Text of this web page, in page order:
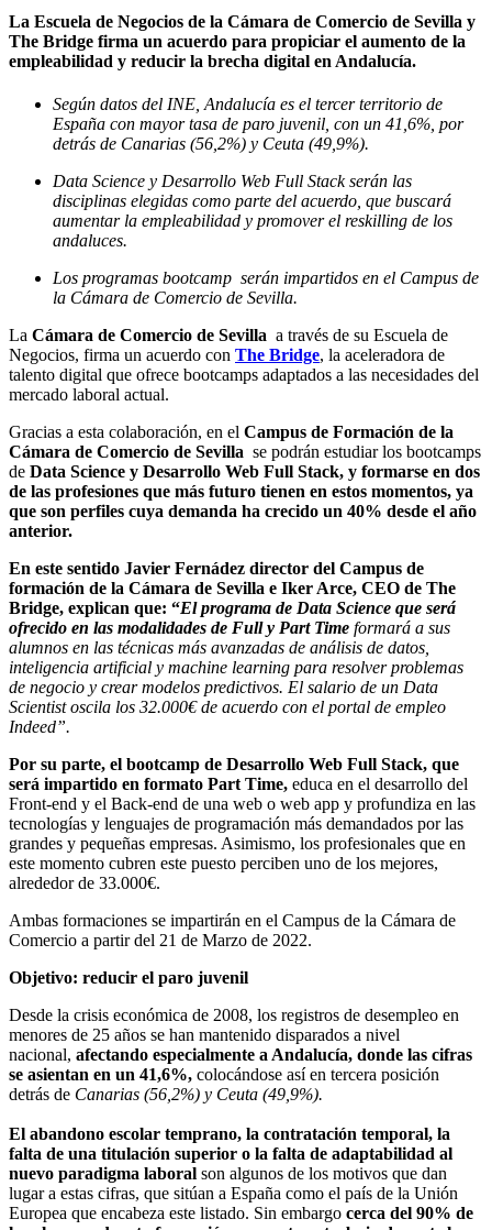
La Escuela de Negocios de la Cámara de Comercio de Sevilla y
The Bridge firma un acuerdo para propiciar el aumento de la
empleabilidad y reducir la brecha digital en Andalucía.
Según datos del INE, Andalucía es el tercer territorio de
España con mayor tasa de paro juvenil, con un 41,6%, por
detrás de Canarias (56,2%) y Ceuta (49,9%).
Data Science y Desarrollo Web Full Stack serán las
disciplinas elegidas como parte del acuerdo, que buscará
aumentar la empleabilidad y promover el reskilling de los
andaluces.
Los programas bootcamp serán impartidos en el Campus de
la Cámara de Comercio de Sevilla.
La Cámara de Comercio de Sevilla a través de su Escuela de
Negocios, firma un acuerdo con The Bridge, la aceleradora de
talento digital que ofrece bootcamps adaptados a las necesidades del
mercado laboral actual.
Gracias a esta colaboración, en el Campus de Formación de la
Cámara de Comercio de Sevilla se podrán estudiar los bootcamps
de Data Science y Desarrollo Web Full Stack, y formarse en dos
de las profesiones que más futuro tienen en estos momentos, ya
que son perfiles cuya demanda ha crecido un 40% desde el año
anterior.
En este sentido Javier Fernádez director del Campus de
formación de la Cámara de Sevilla e Iker Arce, CEO de The
Bridge, explican que: “El programa de Data Science que será
ofrecido en las modalidades de Full y Part Time formará a sus
alumnos en las técnicas más avanzadas de análisis de datos,
inteligencia artificial y machine learning para resolver problemas
de negocio y crear modelos predictivos. El salario de un Data
Scientist oscila los 32.000€ de acuerdo con el portal de empleo
Indeed”.
Por su parte, el bootcamp de Desarrollo Web Full Stack, que
será impartido en formato Part Time, educa en el desarrollo del
Front-end y el Back-end de una web o web app y profundiza en las
tecnologías y lenguajes de programación más demandados por las
grandes y pequeñas empresas. Asimismo, los profesionales que en
este momento cubren este puesto perciben uno de los mejores,
alrededor de 33.000€.
Ambas formaciones se impartirán en el Campus de la Cámara de
Comercio a partir del 21 de Marzo de 2022.
Objetivo: reducir el paro juvenil
Desde la crisis económica de 2008, los registros de desempleo en
menores de 25 años se han mantenido disparados a nivel
nacional, afectando especialmente a Andalucía, donde las cifras
se asientan en un 41,6%, colocándose así en tercera posición
detrás de Canarias (56,2%) y Ceuta (49,9%).
El abandono escolar temprano, la contratación temporal, la
falta de una titulación superior o la falta de adaptabilidad al
nuevo paradigma laboral son algunos de los motivos que dan
lugar a estas cifras, que sitúan a España como el país de la Unión
Europea que encabeza este listado. Sin embargo cerca del 90% de